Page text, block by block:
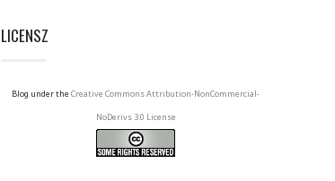
LICENSZ
Blog under the Creative Commons Attribution-NonCommercial-
NoDerivs 3.0 License